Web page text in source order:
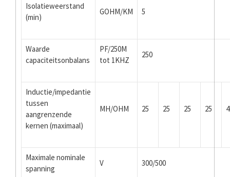
Isolatieweerstand
(min)
GOHM/KM 5
Waarde
capaciteitsonbalans
PF/250M
tot 1KHZ
250
Inductie/impedantie
tussen
aangrenzende
kernen (maximaal)
ΜH/OHM 25 25 25 25
Maximale nominale
spanning
V 300/500